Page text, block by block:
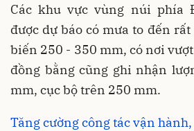
Các khu vực vùng núi phía
được dự báo có mưa to đến
biến 250 - 350 mm, có nơi
đồng bằng cũng ghi nhận
mm, cục bộ trên 250 mm.
Tăng cường công tác vận